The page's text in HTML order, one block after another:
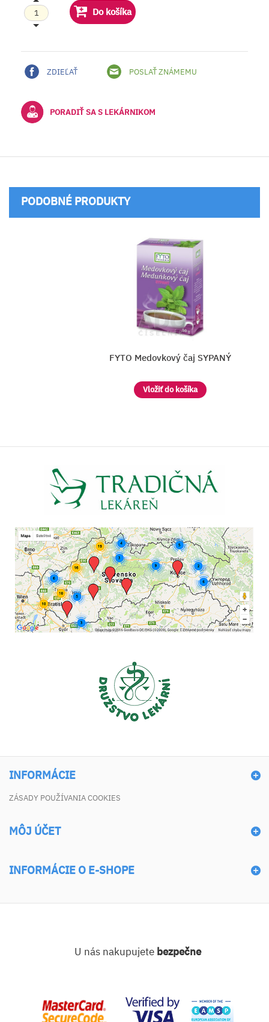
Do košíka
ZDIEĽAŤ POSLAŤ ZNÁMEMU
PORADIŤ SA S LEKÁRNIKOM
PODOBNÉ PRODUKTY
FYTO Medovkový čaj SYPANÝ
INFORMÁCIE
ZÁSADY POUŽÍVANIA COOKIES
MÔJ ÚČET
INFORMÁCIE O E-SHOPE
U nás nakupujete bezpečne